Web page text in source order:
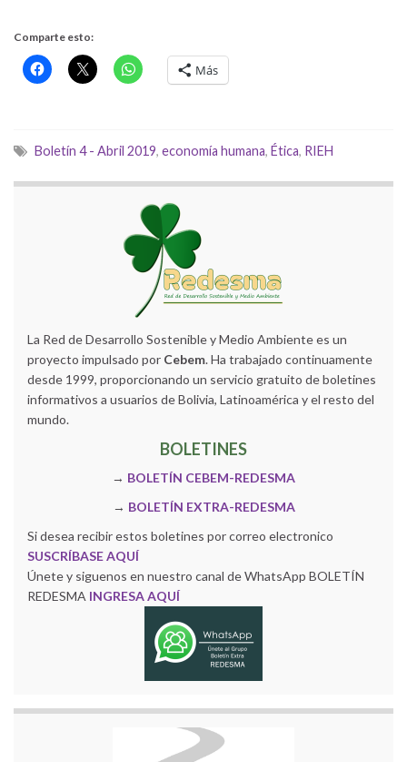
Comparte esto:
Más
Boletín 4 - Abril 2019, economía humana, Ética, RIEH
La Red de Desarrollo Sostenible y Medio Ambiente es un
proyecto impulsado por Cebem. Ha trabajado continuamente
desde 1999, proporcionando un servicio gratuito de boletines
informativos a usuarios de Bolivia, Latinoamérica y el resto del
mundo.
BOLETINES
→ BOLETÍN CEBEM-REDESMA
→ BOLETÍN EXTRA-REDESMA
Si desea recibir estos boletines por correo electronico
SUSCRÍBASE AQUÍ
Únete y siguenos en nuestro canal de WhatsApp BOLETÍN
REDESMA INGRESA AQUÍ